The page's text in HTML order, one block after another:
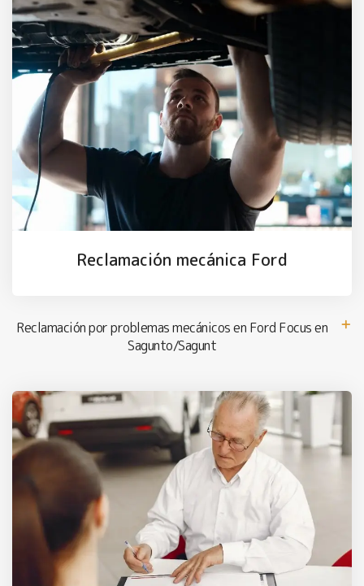
Reclamación mecánica Ford
Reclamación por problemas mecánicos en Ford Focus en
Sagunto/Sagunt